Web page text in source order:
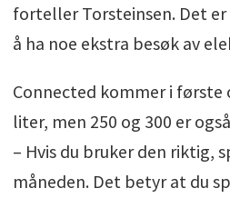
forteller Torsteinsen. Det
å ha noe ekstra besøk av
Connected kommer i første
liter, men 250 og 300 er
– Hvis du bruker den riktig,
måneden. Det betyr at du